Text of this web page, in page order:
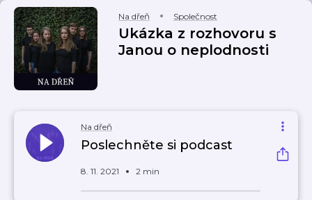
Na dřeň Společnost
Ukázka z rozhovoru s
Janou o neplodnosti
Na dřeň
Poslechněte si podcast
8. 11. 2021 2 min